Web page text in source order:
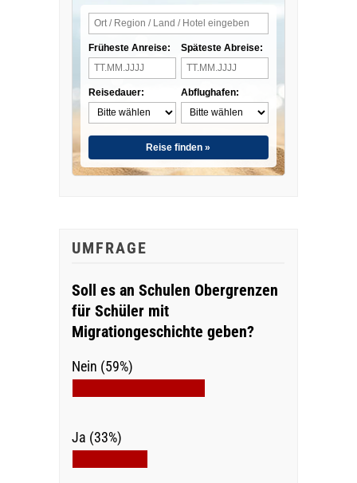
Früheste Anreise:
Reisedauer:
Späteste Abreise:
Abflughafen:
Reise finden »
UMFRAGE
Soll es an Schulen Obergrenzen
für Schüler mit
Migrationgeschichte geben?
Nein (59%)
Ja (33%)